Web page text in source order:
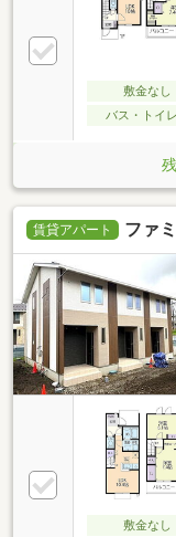
敷金なし
バス・トイ
賃貸アパート ファ
敷金なし